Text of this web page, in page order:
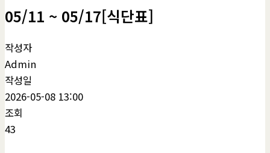
05/11 ~ 05/17[식단표]
작성자
Admin
작성일
2026-05-08 13:00
조회
43